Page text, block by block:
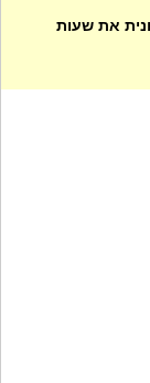
את שעות